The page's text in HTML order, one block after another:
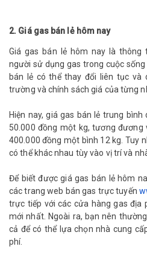
2. Giá gas bán lẻ hôm nay
Giá gas bán lẻ hôm nay là
người sử dụng gas trong cuộc
bán lẻ có thể thay đổi liên tục và
trường và chính sách giá của từng
Hiện nay, giá gas bán lẻ trung
50.000 đồng một kg, tương đương
400.000 đồng một bình 12 kg. Tuy
có thể khác nhau tùy vào vị trí và
Để biết được giá gas bán lẻ hôm
các trang web bán gas trực tuyến
trực tiếp với các cửa hàng gas địa
mới nhất. Ngoài ra, bạn nên
cả để có thể lựa chọn nhà cung
phí.